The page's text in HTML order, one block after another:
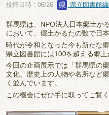
投稿日時 : 06/26 県立図書館
群馬県は、NPO法人日本郷土か
において、郷土かるたの数で日
時代が令和となった今も新たな
県立図書館には100を超える郷土
今回の企画展示では「群馬県の
文化、歴史上の人物や名所など
く並んでいます。
この機会にぜひ手に取ってご覧